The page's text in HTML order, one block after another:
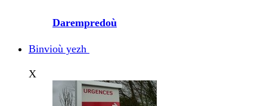
Darempredoù
Binvioù yezh
X